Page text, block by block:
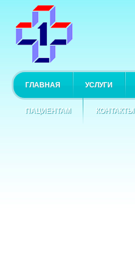
ГЛАВНАЯ УСЛУГИ
ПАЦИЕНТАМ КОНТАКТЫ